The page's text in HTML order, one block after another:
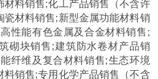
材料销售;化工产品销售（不含许
瓷材料销售;新型金属功能材料销
性能有色金属及合金材料销售;
砌块销售;建筑防水卷材产品销
纤维及复合材料销售;生态环境
料销售;专用化学产品销售（不含